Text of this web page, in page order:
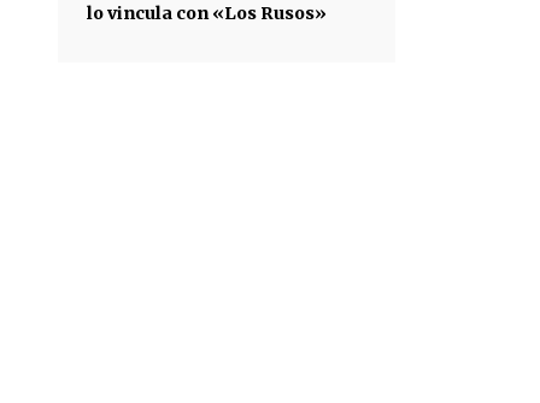
lo vincula con «Los Rusos»